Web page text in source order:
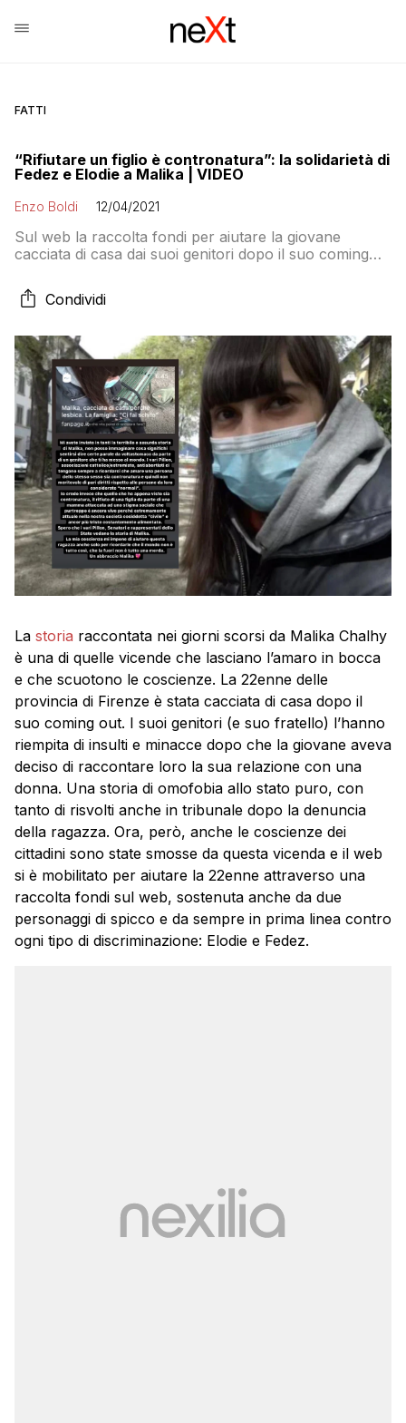
FATTI
“Rifiutare un figlio è contronatura”: la solidarietà di
Fedez e Elodie a Malika | VIDEO
Enzo Boldi 12/04/2021
Sul web la raccolta fondi per aiutare la giovane
cacciata di casa dai suoi genitori dopo il suo coming
Condividi
La storia raccontata nei giorni scorsi da Malika Chalhy
è una di quelle vicende che lasciano l’amaro in bocca
e che scuotono le coscienze. La 22enne delle
provincia di Firenze è stata cacciata di casa dopo il
suo coming out. I suoi genitori (e suo fratello) l’hanno
riempita di insulti e minacce dopo che la giovane aveva
deciso di raccontare loro la sua relazione con una
donna. Una storia di omofobia allo stato puro, con
tanto di risvolti anche in tribunale dopo la denuncia
della ragazza. Ora, però, anche le coscienze dei
cittadini sono state smosse da questa vicenda e il web
si è mobilitato per aiutare la 22enne attraverso una
raccolta fondi sul web, sostenuta anche da due
personaggi di spicco e da sempre in prima linea contro
ogni tipo di discriminazione: Elodie e Fedez.